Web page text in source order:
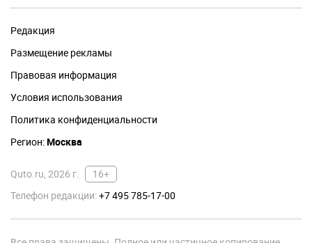
Редакция
Размещение рекламы
Правовая информация
Условия использования
Политика конфиденциальности
Регион:Москва
Quto.ru, 2026 г.
16+
Телефон редакции:+7 495 785-17-00